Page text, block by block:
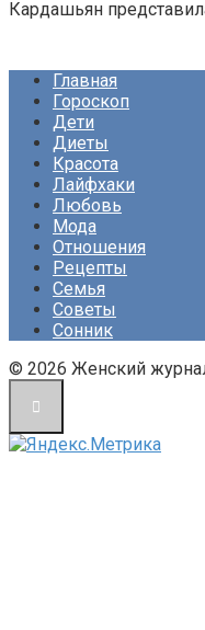
Кардашьян
Главная
Гороскоп
Дети
Диеты
Красота
Лайфхаки
Любовь
Мода
Отношения
Рецепты
Семья
Советы
Сонник
© 2026 Женский